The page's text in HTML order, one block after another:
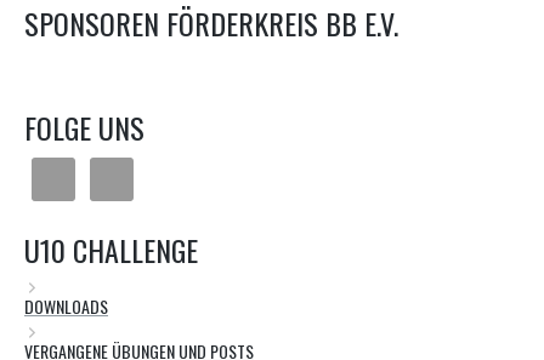
SPONSOREN FÖRDERKREIS BB E.V.
FOLGE UNS
U10 CHALLENGE
DOWNLOADS
VERGANGENE ÜBUNGEN UND POSTS